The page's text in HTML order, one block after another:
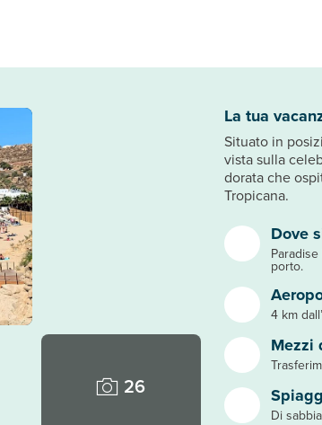
26
Dove
porto.
4 km
Mezzi
Di
La tua
Situato in
vista sulla
dorata che
Tropicana.